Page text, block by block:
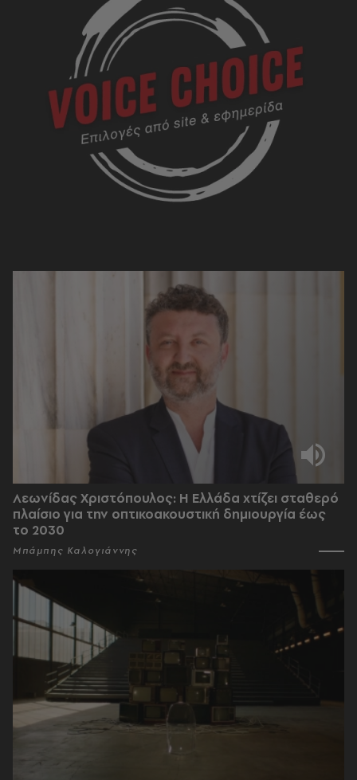
Λεωνίδας Χριστόπουλος: Η Ελλάδα χτίζει σταθερό
πλαίσιο για την οπτικοακουστική δημιουργία έως
το 2030
Μπάμπης Καλογιάννης